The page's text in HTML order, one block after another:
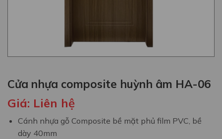
Cửa nhựa composite huỳnh âm HA-06
Giá: Liên hệ
Cánh nhựa gỗ Composite bề mặt phủ film PVC, bề
dày 40mm